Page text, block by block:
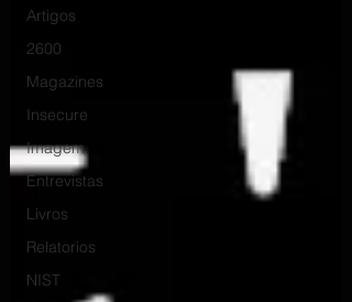
Artigos
2600
Magazines
Insecure
Imagem
Entrevistas
Livros
Relatorios
NIST